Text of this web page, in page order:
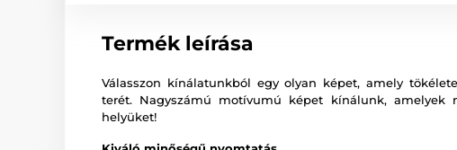
Termék leírása
Válasszon kínálatunkból egy olyan képet, amely
terét. Nagyszámú motívumú képet kínálunk, amelyek
helyüket!